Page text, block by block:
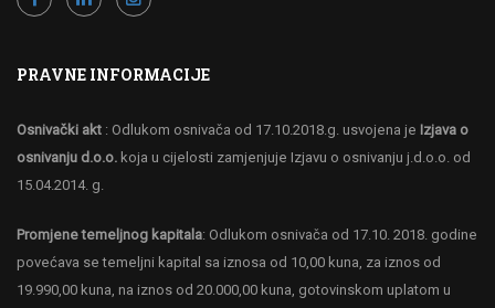
PRAVNE INFORMACIJE
Osnivački akt : Odlukom osnivača od 17.10.2018.g. usvojena je Izjava o
osnivanju d.o.o. koja u cijelosti zamjenjuje Izjavu o osnivanju j.d.o.o. od
15.04.2014. g.
Promjene temeljnog kapitala: Odlukom osnivača od 17.10. 2018. godine
povećava se temeljni kapital sa iznosa od 10,00 kuna, za iznos od
19.990,00 kuna, na iznos od 20.000,00 kuna, gotovinskom uplatom u